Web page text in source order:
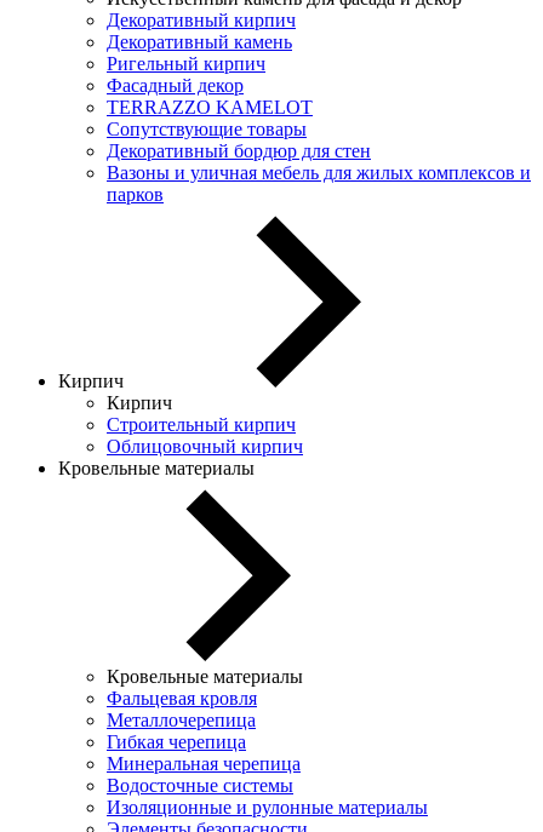
Декоративный кирпич
Декоративный камень
Ригельный кирпич
Фасадный декор
TERRAZZO KAMELOT
Сопутствующие товары
Декоративный бордюр для стен
Вазоны и уличная мебель для жилых комплексов и
парков
Кирпич
Кирпич
Строительный кирпич
Облицовочный кирпич
Кровельные материалы
Кровельные материалы
Фальцевая кровля
Металлочерепица
Гибкая черепица
Минеральная черепица
Водосточные системы
Изоляционные и рулонные материалы